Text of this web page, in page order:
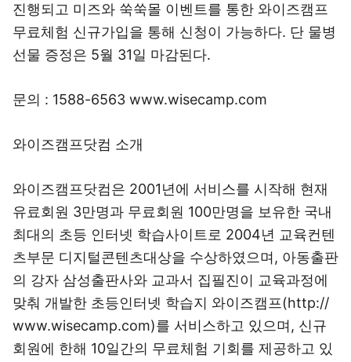
진행되고 미즈와 쑥쑥몰 이벤트를 통한 와이즈캠프
무료체험 신규가입을 통해 신청이 가능하다. 단 물병
선물 증정은 5월 31일 마감된다.
문의 : 1588-6563 www.wisecamp.com
와이즈캠프닷컴 소개
와이즈캠프닷컴은 2001년에 서비스를 시작해 현재
유료회원 3만명과 무료회원 100만명을 보유한 국내
최대의 초등 인터넷 학습사이트로 2004년 교육컨텐
츠부문 디지털콘텐츠대상을 수상하였으며, 아동출판
의 강자 삼성출판사와 교과서 집필진이 교육과정에
맞춰 개발한 초등인터넷 학습지 와이즈캠프(http://
www.wisecamp.com)를 서비스하고 있으며, 신규
회원에 한해 10일간의 무료체험 기회를 제공하고 있